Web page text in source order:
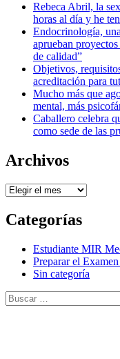
Rebeca Abril, la
horas al día y he
Endocrinología,
aprueban
de calidad”
Objetivos,
acreditación para
Mucho más que
mental, más
Caballero celebra
como sede de las
Archivos
Archivos
Categorías
Estudiante MIR
Preparar el
Sin categoría
Buscar: